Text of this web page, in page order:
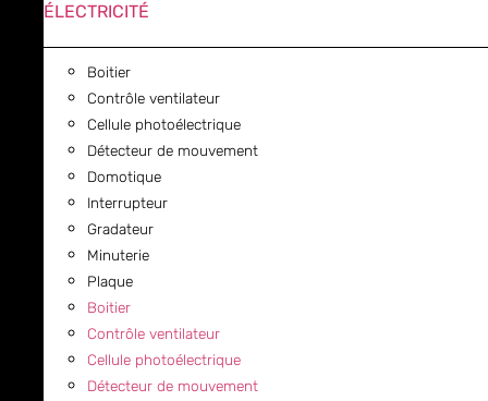
ÉLECTRICITÉ
Boitier
Contrôle ventilateur
Cellule photoélectrique
Détecteur de mouvement
Domotique
Interrupteur
Gradateur
Minuterie
Plaque
Boitier
Contrôle ventilateur
Cellule photoélectrique
Détecteur de mouvement